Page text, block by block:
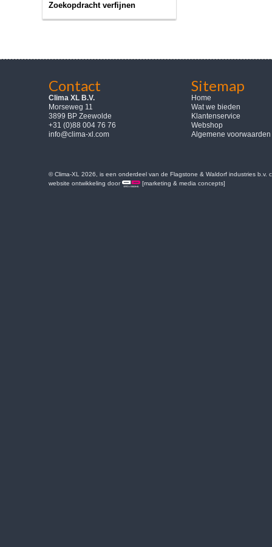
Zoekopdracht verfijnen
Contact
Clima XL B.V.
Morseweg 11
3899 BP Zeewolde
+31 (0)88 004 76 76
info@clima-xl.com
Sitemap
Home
Wat we bieden
Klantenservice
Webshop
Algemene voorwaarden
© Clima-XL 2026, is een onderdeel van de Flagstone & Waldorf industries b.v.
website ontwikkeling door
[marketing & media concepts]